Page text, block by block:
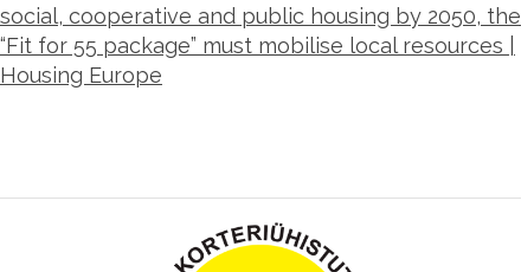
social, cooperative and public housing by 2050, the
“Fit for 55 package” must mobilise local resources |
Housing Europe